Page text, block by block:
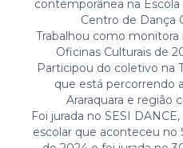
contemporânea na
Centro de Dança
Trabalhou como monitora
Oficinas Culturais de
Participou do coletivo na
que está percorrendo
Araraquara e região
Foi jurada no SESI
escolar que aconteceu no